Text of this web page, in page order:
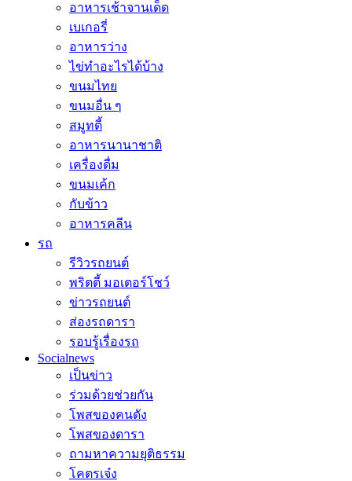
อาหารเช้าจานเด็ด
เบเกอรี่
อาหารว่าง
ไข่ทำอะไรได้บ้าง
ขนมไทย
ขนมอื่น ๆ
สมูทตี้
อาหารนานาชาติ
เครื่องดื่ม
ขนมเค้ก
กับข้าว
อาหารคลีน
รถ
รีวิวรถยนต์
พริตตี้ มอเตอร์โชว์
ข่าวรถยนต์
ส่องรถดารา
รอบรู้เรื่องรถ
Socialnews
เป็นข่าว
ร่วมด้วยช่วยกัน
โพสของคนดัง
โพสของดารา
ถามหาความยุติธรรม
โคตรเจ๋ง